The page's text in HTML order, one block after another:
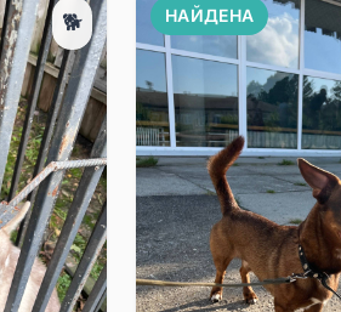
🐕 НАЙДЕНА